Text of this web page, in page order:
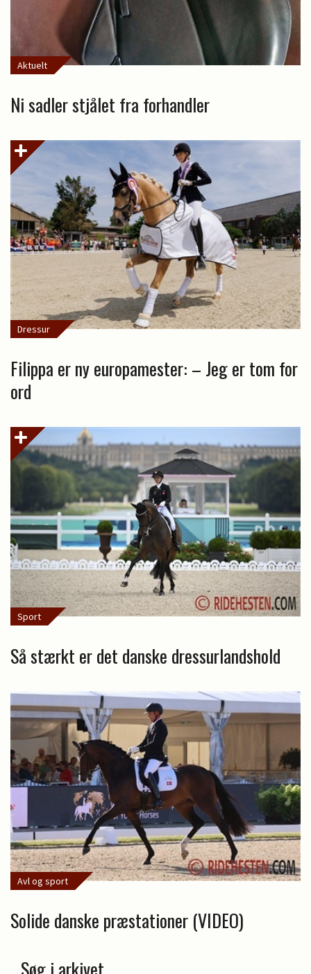
Aktuelt
Ni sadler stjålet fra forhandler
Dressur
Filippa er ny europamester: – Jeg er tom for
ord
Sport
Så stærkt er det danske dressurlandshold
Avl og sport
Solide danske præstationer (VIDEO)
Søg i arkivet